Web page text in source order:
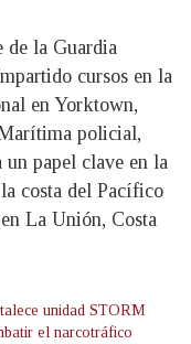
de la Guardia
cursos en la
en Yorktown,
policial,
un papel clave en la
costa del Pacífico
La Unión, Costa
unidad STORM
el narcotráfico